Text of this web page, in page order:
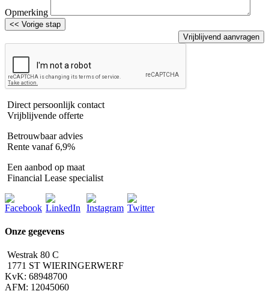
Opmerking
<< Vorige stap
Direct persoonlijk contact
Vrijblijvende offerte
Betrouwbaar advies
Rente vanaf 6,9%
Een aanbod op maat
Financial Lease specialist
Onze gegevens
Westrak 80 C
1771 ST WIERINGERWERF
KvK: 68948700
AFM: 12045060